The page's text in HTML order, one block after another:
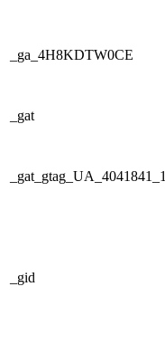
_ga_4H8KDTW0CE
_gat
_gat_gtag_UA_4041841_1
_gid